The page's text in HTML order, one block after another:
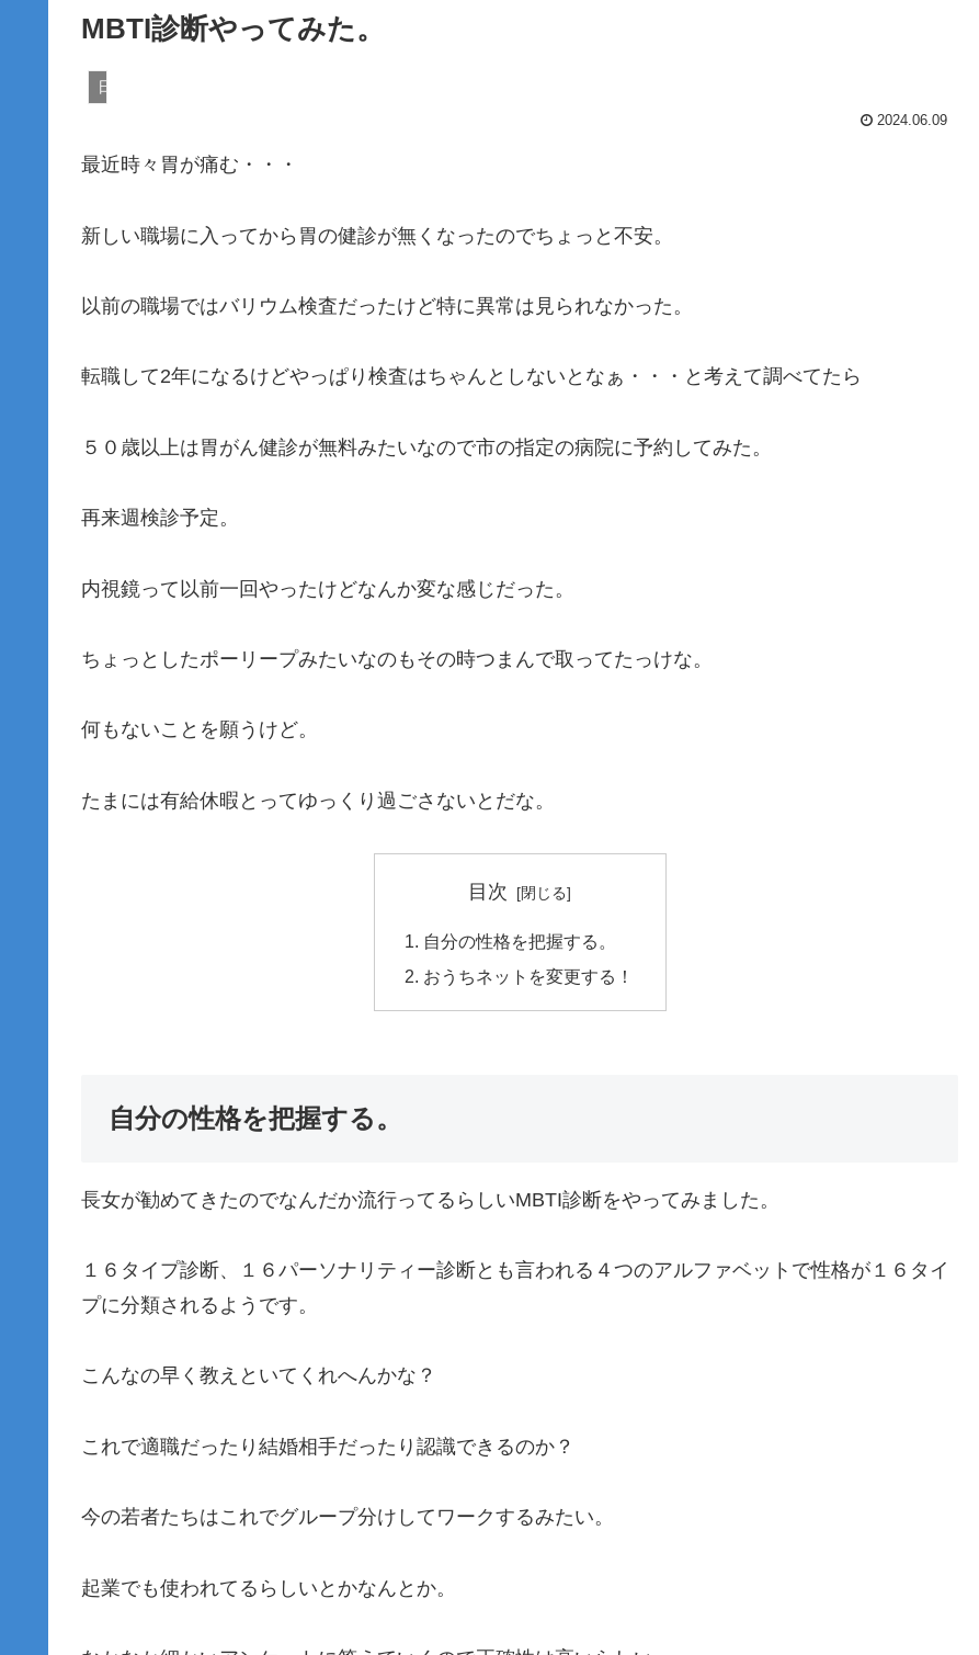
MBTI診断やってみた。
日常。
2024.06.09
最近時々胃が痛む・・・
新しい職場に入ってから胃の健診が無くなったのでちょっと不安。
以前の職場ではバリウム検査だったけど特に異常は見られなかった。
転職して2年になるけどやっぱり検査はちゃんとしないとなぁ・・・と考えて調べてたら
５０歳以上は胃がん健診が無料みたいなので市の指定の病院に予約してみた。
再来週検診予定。
内視鏡って以前一回やったけどなんか変な感じだった。
ちょっとしたポーリープみたいなのもその時つまんで取ってたっけな。
何もないことを願うけど。
たまには有給休暇とってゆっくり過ごさないとだな。
目次
自分の性格を把握する。
おうちネットを変更する！
自分の性格を把握する。
長女が勧めてきたのでなんだか流行ってるらしいMBTI診断をやってみました。
１６タイプ診断、１６パーソナリティー診断とも言われる４つのアルファベットで性格が１６タイ
プに分類されるようです。
こんなの早く教えといてくれへんかな？
これで適職だったり結婚相手だったり認識できるのか？
今の若者たちはこれでグループ分けしてワークするみたい。
起業でも使われてるらしいとかなんとか。